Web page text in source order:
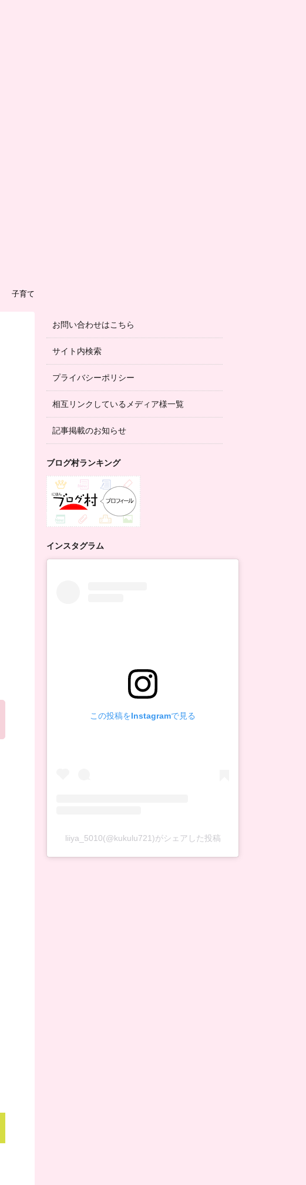
子育て
お問い合わせはこちら
サイト内検索
プライバシーポリシー
相互リンクしているメディア様一覧
記事掲載のお知らせ
ブログ村ランキング
インスタグラム
この投稿をInstagramで見る
liiya_5010(@kukulu721)がシェアした投稿